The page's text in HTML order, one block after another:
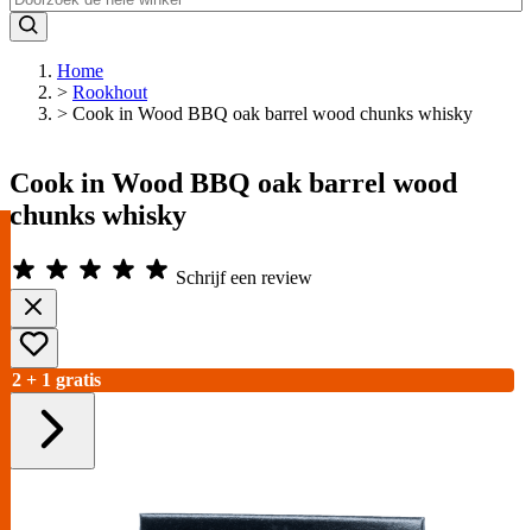
Home
> Rookhout
> Cook in Wood BBQ oak barrel wood chunks whisky
Cook in Wood BBQ oak barrel wood
chunks whisky
Schrijf een review
2 + 1 gratis